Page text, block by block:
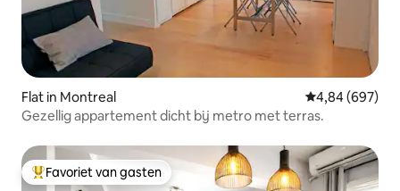
Flat in Montreal Gemiddelde
4,84 (697)
Gezellig appartement dicht bij metro met terras.
Topfavoriet van gasten
Favoriet van gasten